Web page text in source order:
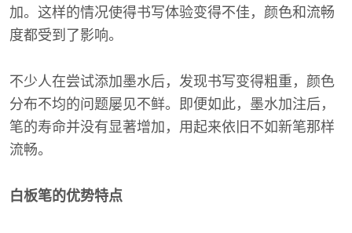
加。这样的情况使得书写体验变得不佳，颜色和流畅
度都受到了影响。
不少人在尝试添加墨水后，发现书写变得粗重，颜色
分布不均的问题屡见不鲜。即便如此，墨水加注后，
笔的寿命并没有显著增加，用起来依旧不如新笔那样
流畅。
白板笔的优势特点